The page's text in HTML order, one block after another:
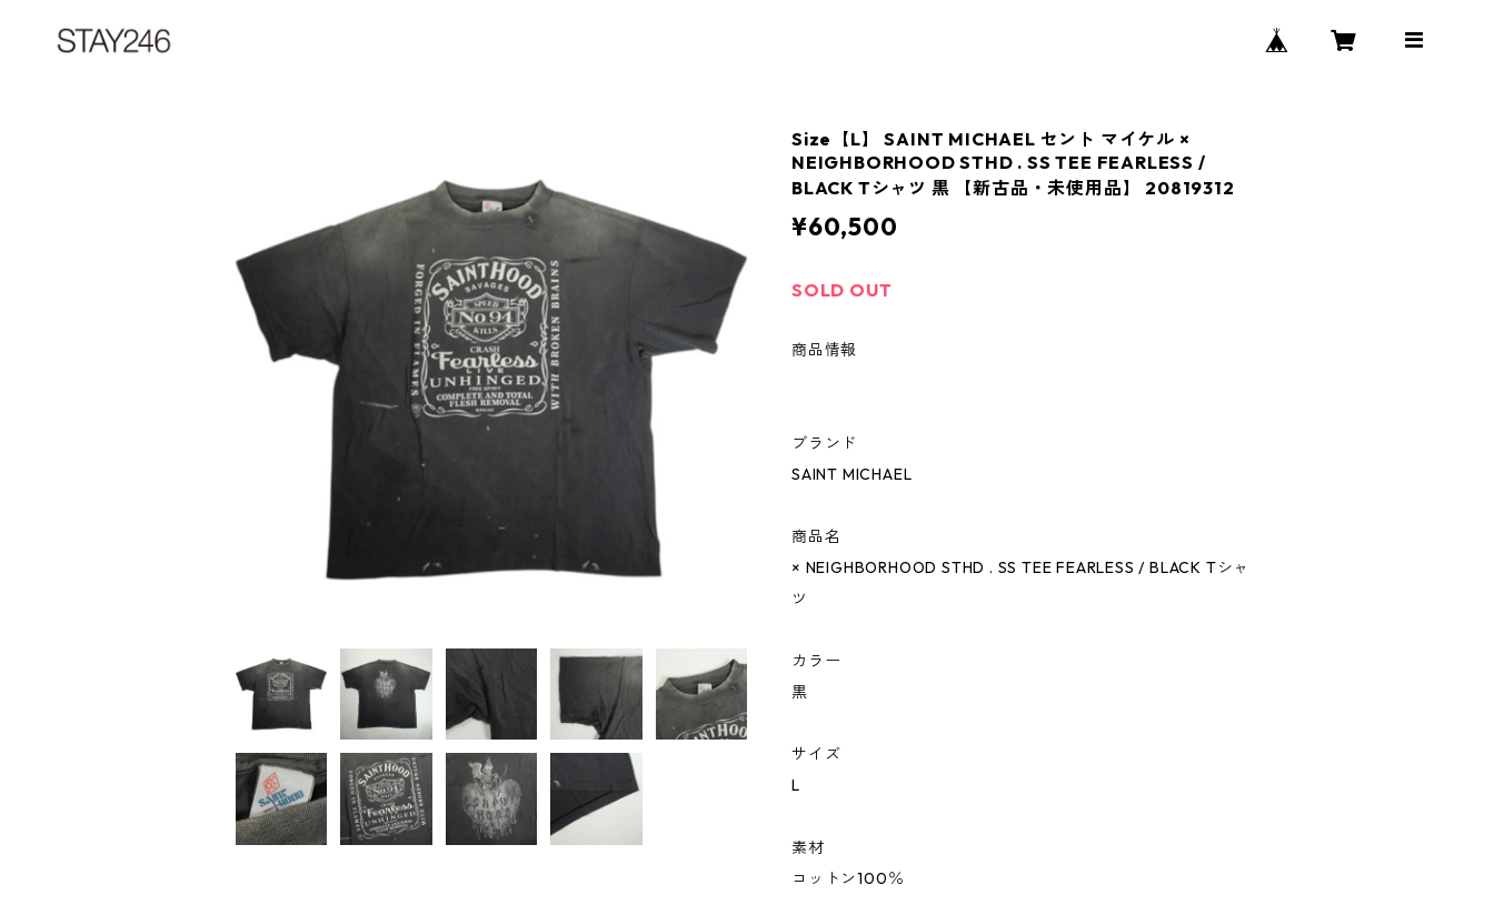
Size【L】 SAINT MICHAEL セント マイケル ×
NEIGHBORHOOD STHD . SS TEE FEARLESS /
BLACK Tシャツ 黒 【新古品・未使用品】 20819312
¥60,500
SOLD OUT
商品情報
ブランド
SAINT MICHAEL
商品名
× NEIGHBORHOOD STHD . SS TEE FEARLESS / BLACK Tシャ
ツ
カラー
黒
サイズ
L
素材
コットン100％